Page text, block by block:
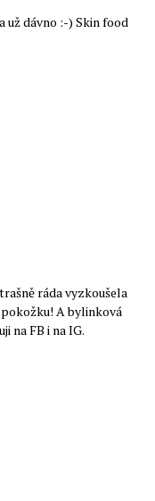
už dávno :-) Skin food
ráda vyzkoušela
A bylinková
na FB i na IG.